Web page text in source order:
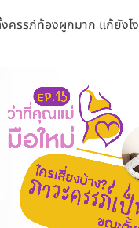
รรภ์ท้องผูกมาก แก้ยังไ